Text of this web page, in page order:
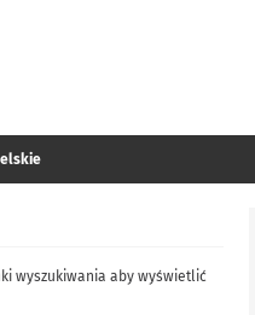
wyszukiwania aby wyświetlić